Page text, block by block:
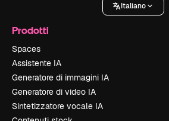
Italiano
Prodotti
Spaces
Assistente IA
Generatore di immagini IA
Generatore di video IA
Sintetizzatore vocale IA